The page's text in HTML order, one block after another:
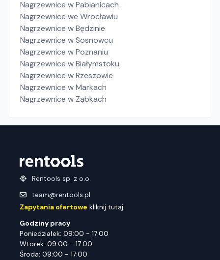
Nagrzewnice w Pabianicach
Nagrzewnice we Wrocławiu
Nagrzewnice w Będzinie
Nagrzewnice w Sosnowcu
Nagrzewnice w Poznaniu
Nagrzewnice w Białymstoku
Nagrzewnice w Rzeszowie
Nagrzewnice w Markach
Nagrzewnice w Ząbkach
Rentools sp. z o.o.
team@rentools.pl
Zapytania ofertowe kliknij tutaj
Godziny pracy
Poniedziałek: 09:00 - 17:00
Wtorek: 09:00 - 17:00
Środa: 09:00 - 17:00